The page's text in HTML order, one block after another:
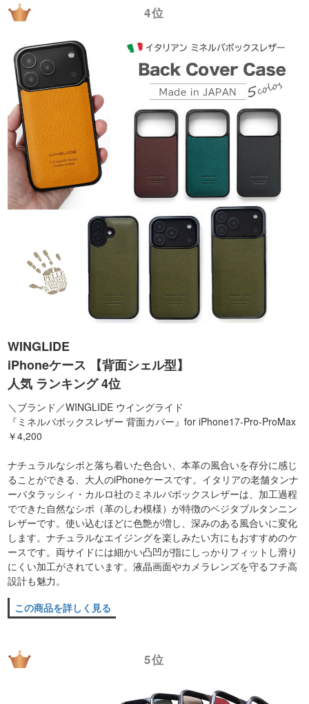
4位
WINGLIDE
iPhoneケース 【背面シェル型】
人気 ランキング 4位
＼ブランド／WINGLIDE ウイングライド
『ミネルバボックスレザー 背面カバー』for iPhone17-Pro-ProMax
￥4,200
ナチュラルなシボと落ち着いた色合い、本革の風合いを存分に感じ
ることができる、大人のiPhoneケースです。イタリアの老舗タンナ
ーバタラッシィ・カルロ社のミネルバボックスレザーは、加工過程
でできた自然なシボ（革のしわ模様）が特徴のベジタブルタンニン
レザーです。使い込むほどに色艶が増し、深みのある風合いに変化
します。ナチュラルなエイジングを楽しみたい方にもおすすめのケ
ースです。両サイドには細かい凸凹が指にしっかりフィットし滑り
にくい加工がされています。液晶画面やカメラレンズを守るフチ高
設計も魅力。
この商品を詳しく見る
5位